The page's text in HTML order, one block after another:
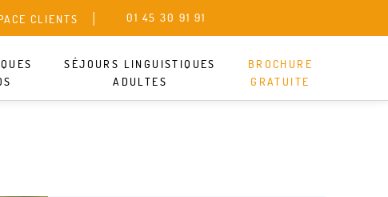
CLIENTS 01 45 30 91 91
SÉJOURS LINGUISTIQUES
ADULTES
BROCHURE
GRATUITE
SANS ENGAGEMENT